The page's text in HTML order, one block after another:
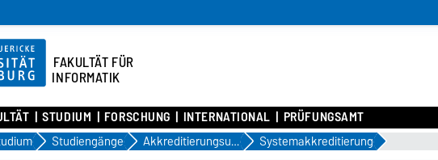
FAKULTÄT FÜR
INFORMATIK
STUDIUM FORSCHUNG INTERNATIONAL PRÜFUNGSAMT
Studiengänge Akkreditierungsurkunden Systemakkreditierung